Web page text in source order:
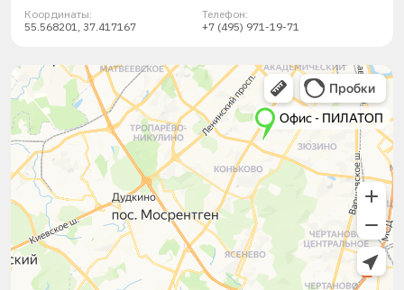
Координаты:
55.568201, 37.417167
Телефон:
+7 (495) 971-19-71